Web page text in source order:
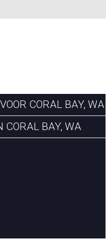
CORAL BAY, WA
CORAL BAY, WA